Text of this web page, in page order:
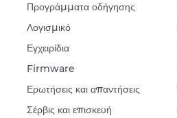
Προγράμματα οδήγησης
Λογισμικό
Εγχειρίδια
Firmware
Ερωτήσεις και απαντήσεις
Σέρβις και επισκευή